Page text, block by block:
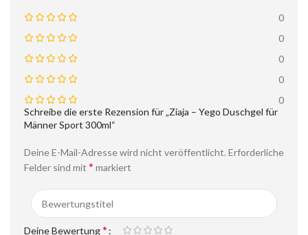
0
0
0
0
0
Schreibe die erste Rezension für „Ziaja – Yego Duschgel für
Männer Sport 300ml“
Deine E-Mail-Adresse wird nicht veröffentlicht. Erforderliche
Felder sind mit * markiert
Deine Bewertung*